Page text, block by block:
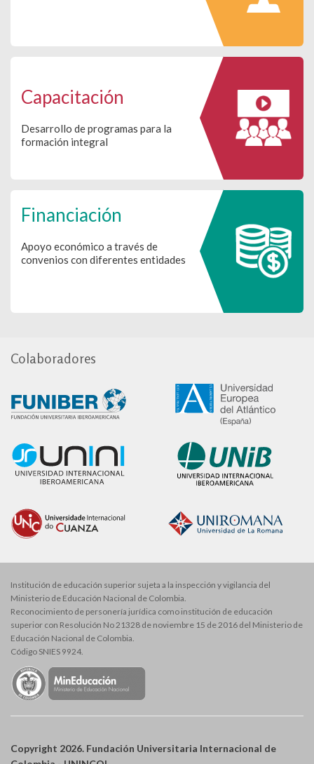
Capacitación
Desarrollo de programas para la
formación integral
Financiación
Apoyo económico a través de
convenios con diferentes entidades
Colaboradores
Institución de educación superior sujeta a la inspección y vigilancia del
Ministerio de Educación Nacional de Colombia.
Reconocimiento de personería jurídica como institución de educación
superior con Resolución No 21328 de noviembre 15 de 2016 del Ministerio de
Educación Nacional de Colombia.
Código SNIES 9924.
Copyright 2026. Fundación Universitaria Internacional de